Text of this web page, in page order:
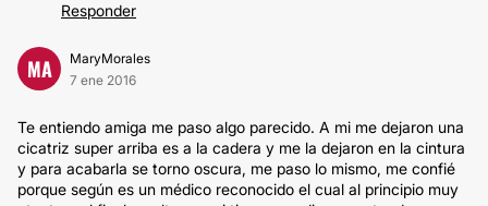
Responder
MA
MaryMorales
7 ene 2016
Te entiendo amiga me paso algo parecido. A mi me dejaron una
cicatriz super arriba es a la cadera y me la dejaron en la cintura
y para acabarla se torno oscura, me paso lo mismo, me confié
porque según es un médico reconocido el cual al principio muy